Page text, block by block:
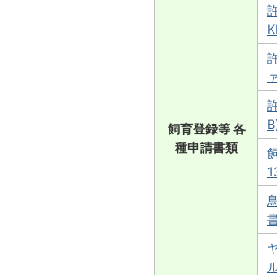
飼育登録等 各
種申請書類